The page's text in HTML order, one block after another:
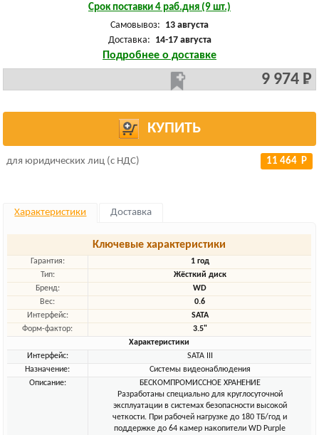
Срок поставки 4 раб.дня (9 шт.)
Самовывоз: 13 августа
Доставка: 14-17 августа
Подробнее о доставке
9 974 Р
КУПИТЬ
для юридических лиц (с НДС) 11 464 Р
Характеристики Доставка
Ключевые характеристики
Гарантия:
1 год
Тип:
Жёсткий диск
Бренд:
WD
Вес:
0.6
Интерфейс:
SATA
Форм-фактор:
3.5"
Характеристики
Интерфейс:
SATA III
Назначение:
Системы видеонаблюдения
Описание:
БЕСКОМПРОМИССНОЕ ХРАНЕНИЕ
Разработаны специально для круглосуточной
эксплуатации в системах безопасности высокой
четкости. При рабочей нагрузке до 180 ТБ/год и
поддержке до 64 камер накопители WD Purple